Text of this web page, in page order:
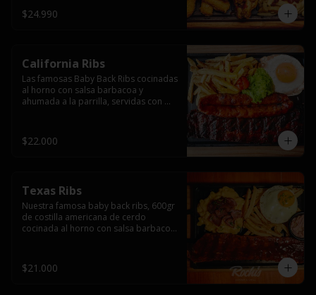
$24.990
California Ribs
Las famosas Baby Back Ribs cocinadas
al horno con salsa barbacoa y
ahumada a la parrilla, servidas con
$22.000
Texas Ribs
Nuestra famosa baby back ribs, 600gr
de costilla americana de cerdo
cocinada al horno con salsa barbacoa
tocino ahumado laminado, papas
fritas  y un huevo frito.
$21.000